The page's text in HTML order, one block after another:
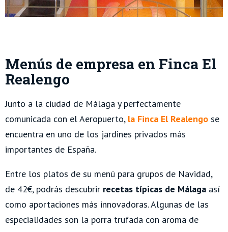
Menús de empresa en Finca El
Realengo
Junto a la ciudad de Málaga y perfectamente
comunicada con el Aeropuerto, la Finca El Realengo se
encuentra en uno de los jardines privados más
importantes de España.
Entre los platos de su menú para grupos de Navidad,
de 42€, podrás descubrir recetas típicas de Málaga así
como aportaciones más innovadoras. Algunas de las
especialidades son la porra trufada con aroma de